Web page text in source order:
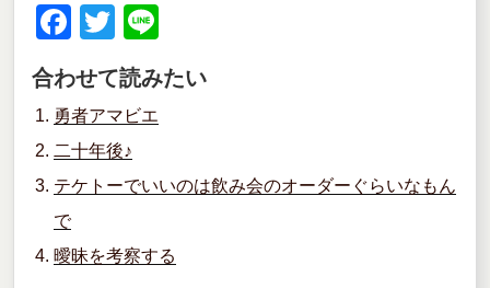
F
c
e
b
o
o
k
T
wi
tt
er
e
合わせて読みたい
勇者アマビエ
二十年後♪
テケトーでいいのは飲み会のオーダーぐらいなもん
で
曖昧を考察する